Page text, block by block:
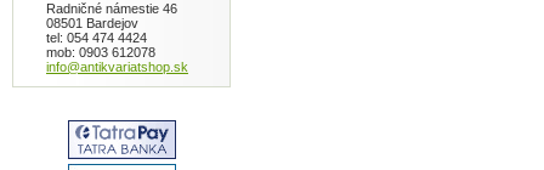
Radničné námestie 46
08501 Bardejov
tel: 054 474 4424
mob: 0903 612078
info@antikvariatshop.sk